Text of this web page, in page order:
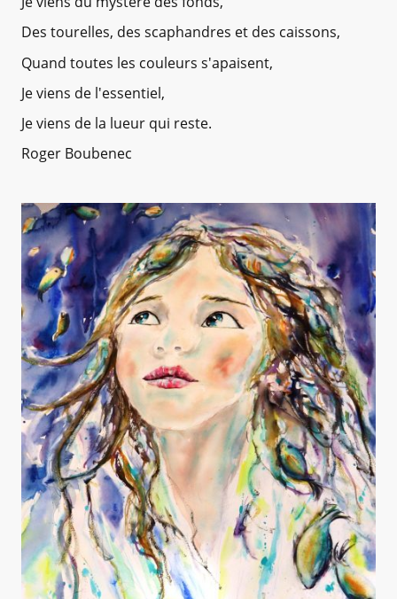
Des tourelles, des scaphandres et des caissons,
Quand toutes les couleurs s'apaisent,
Je viens de l'essentiel,
Je viens de la lueur qui reste.
Roger Boubenec